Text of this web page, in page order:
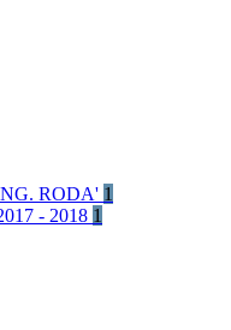
RODA' 1
- 2018 1